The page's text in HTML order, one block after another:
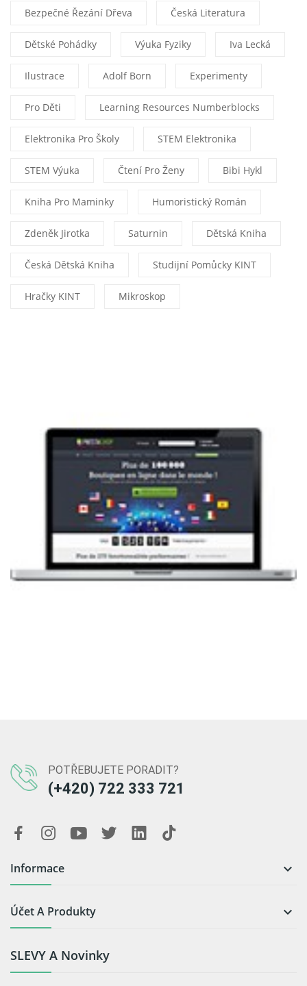
Bezpečné Řezání Dřeva Česká Literatura
Dětské Pohádky Výuka Fyziky Iva Lecká
Ilustrace Adolf Born Experimenty
Pro Děti Learning Resources Numberblocks
Elektronika Pro Školy STEM Elektronika
STEM Výuka Čtení Pro Ženy Bibi Hykl
Kniha Pro Maminky Humoristický Román
Zdeněk Jirotka Saturnin Dětská Kniha
Česká Dětská Kniha Studijní Pomůcky KINT
Hračky KINT Mikroskop
POTŘEBUJETE PORADIT?
(+420) 722 333 721
Informace 
Účet A Produkty 
SLEVY A Novinky